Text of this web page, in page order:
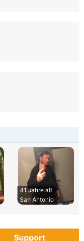
41 Jahre alt
San Antonio
Support